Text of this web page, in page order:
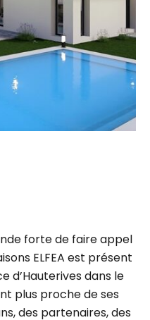
ELFEA est présent
d’Hauterives dans le
plus proche de ses
des partenaires, des